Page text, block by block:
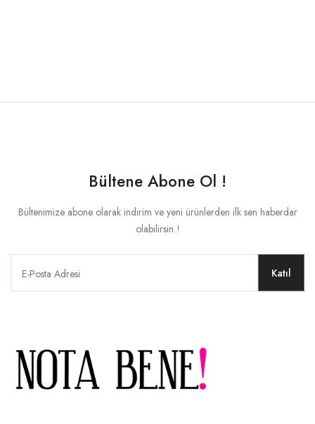
Bültene Abone Ol !
Bültenimize abone olarak indirim ve yeni ürünlerden ilk sen haberdar
olabilirsin !
Katıl